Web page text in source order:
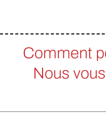
Comment
Nous